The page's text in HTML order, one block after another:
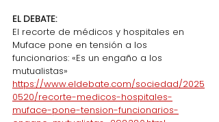
EL DEBATE:
El recorte de médicos y hospitales en
Muface pone en tensión a los
funcionarios: «Es un engaño a los
mutualistas»
https://www.eldebate.com/sociedad/2025
0520/recorte-medicos-hospitales-
muface-pone-tension-funcionarios-